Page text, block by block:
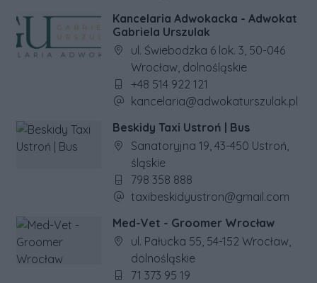
Kancelaria Adwokacka - Adwokat
Gabriela Urszulak
Adres firmy:
ul. Świebodzka 6 lok. 3, 50-046
Wrocław, dolnośląskie
Numer telefonu firmy:
+48 514 922 121
Adres e-mail firmy:
kancelaria@adwokaturszulak.pl
Beskidy Taxi Ustroń | Bus
Adres firmy:
Sanatoryjna 19, 43-450 Ustroń,
śląskie
Numer telefonu firmy:
798 358 888
Adres e-mail firmy:
taxibeskidyustron@gmail.com
Med-Vet - Groomer Wrocław
Adres firmy:
ul. Pałucka 55, 54-152 Wrocław,
dolnośląskie
Numer telefonu firmy:
71 373 95 19